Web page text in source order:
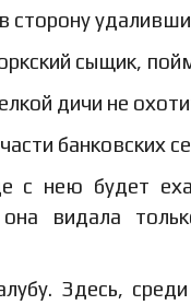
сторону
сыщик,
дичи не
банковских
с нею будет
видала
Здесь,